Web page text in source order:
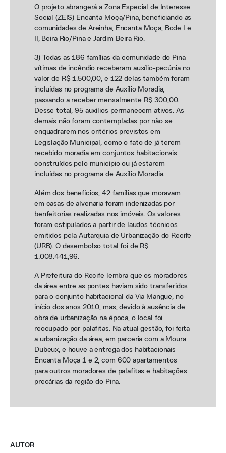
O projeto abrangerá a Zona Especial de Interesse
Social (ZEIS) Encanta Moça/Pina, beneficiando as
comunidades de Areinha, Encanta Moça, Bode I e
II, Beira Rio/Pina e Jardim Beira Rio.
3) Todas as 186 famílias da comunidade do Pina
vítimas de incêndio receberam auxílio-pecúnia no
valor de R$ 1.500,00, e 122 delas também foram
incluídas no programa de Auxílio Moradia,
passando a receber mensalmente R$ 300,00.
Desse total, 95 auxílios permanecem ativos. As
demais não foram contempladas por não se
enquadrarem nos critérios previstos em
Legislação Municipal, como o fato de já terem
recebido moradia em conjuntos habitacionais
construídos pelo município ou já estarem
incluídas no programa de Auxílio Moradia.
Além dos benefícios, 42 famílias que moravam
em casas de alvenaria foram indenizadas por
benfeitorias realizadas nos imóveis. Os valores
foram estipulados a partir de laudos técnicos
emitidos pela Autarquia de Urbanização do Recife
(URB). O desembolso total foi de R$
1.008.441,96.
A Prefeitura do Recife lembra que os moradores
da área entre as pontes haviam sido transferidos
para o conjunto habitacional da Via Mangue, no
início dos anos 2010, mas, devido à ausência de
obra de urbanização na época, o local foi
reocupado por palafitas. Na atual gestão, foi feita
a urbanização da área, em parceria com a Moura
Dubeux, e houve a entrega dos habitacionais
Encanta Moça 1 e 2, com 600 apartamentos
para outros moradores de palafitas e habitações
precárias da região do Pina.
AUTOR